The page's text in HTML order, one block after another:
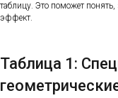
таблицу. Это поможет понять,
эффект.
Таблица 1: